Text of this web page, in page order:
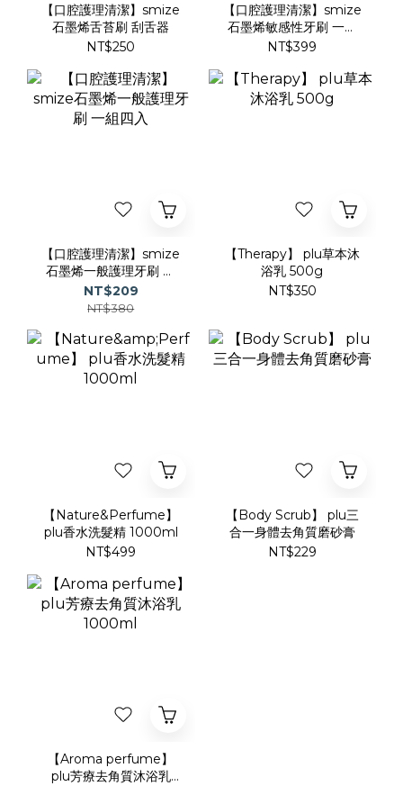
【口腔護理清潔】smize
石墨烯舌苔刷 刮舌器
NT$250
【口腔護理清潔】smize
石墨烯敏感性牙刷 一組
四入
NT$399
【口腔護理清潔】smize
石墨烯一般護理牙刷 一
組四入
NT$209
NT$380
【Therapy】 plu草本沐
浴乳 500g
NT$350
【Nature&Perfume】
plu香水洗髮精 1000ml
NT$499
【Body Scrub】 plu三
合一身體去角質磨砂膏
NT$229
【Aroma perfume】
plu芳療去角質沐浴乳